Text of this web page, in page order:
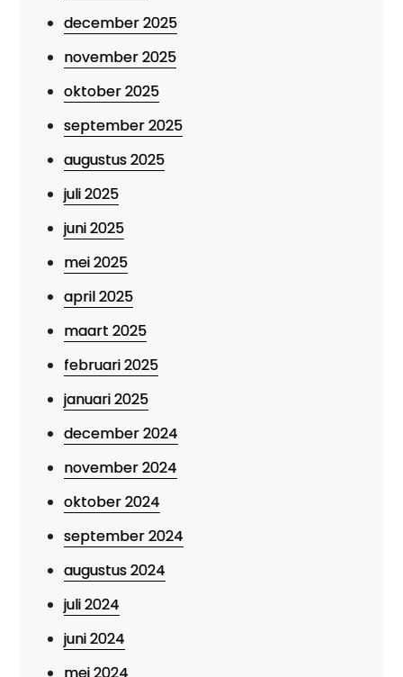
december 2025
november 2025
oktober 2025
september 2025
augustus 2025
juli 2025
juni 2025
mei 2025
april 2025
maart 2025
februari 2025
januari 2025
december 2024
november 2024
oktober 2024
september 2024
augustus 2024
juli 2024
juni 2024